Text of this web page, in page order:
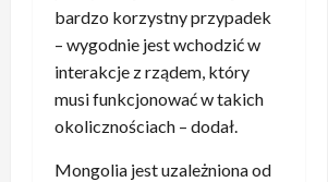
bardzo korzystny przypadek
– wygodnie jest wchodzić w
interakcje z rządem, który
musi funkcjonować w takich
okolicznościach – dodał.
Mongolia jest uzależniona od